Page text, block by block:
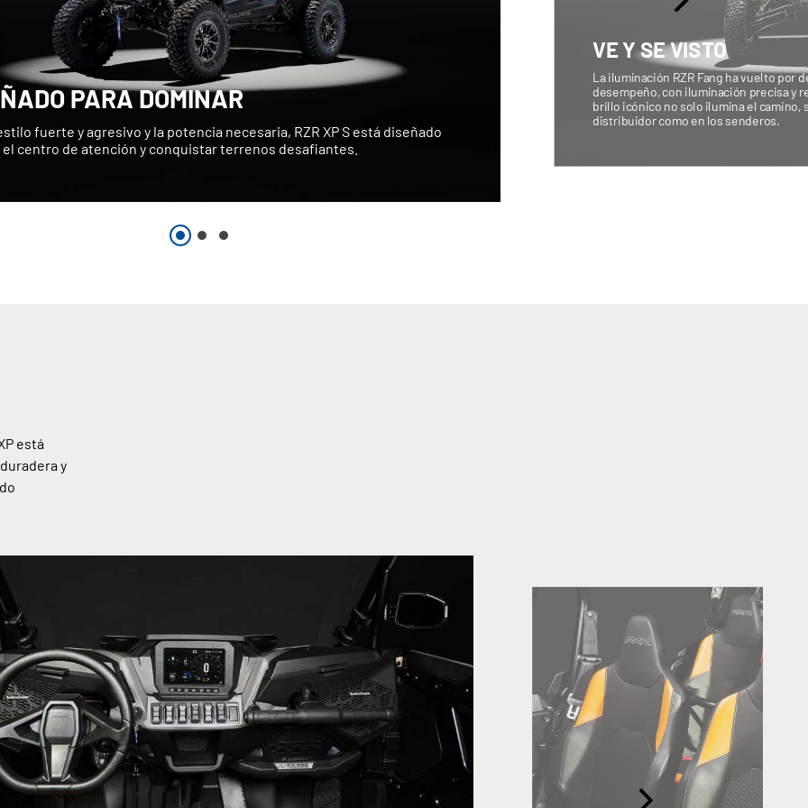
PARA DOMINAR
fuerte y agresivo y la potencia necesaria, RZR XP S está diseñado
el centro de atención y conquistar terrenos desafiantes.
VE Y SE VISTO
La iluminación RZR Fang ha vuelto por
desempeño, con iluminación precisa y
brillo icónico no solo ilumina el camino,
distribuidor como en los senderos.
está
y